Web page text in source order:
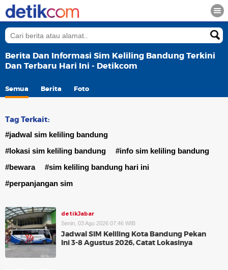
Berita Dan Informasi Sim Keliling Bandung Terkini
Dan Terbaru Hari Ini - Detikcom
Semua Berita Foto
Tag Terkait:
#jadwal sim keliling bandung
#lokasi sim keliling bandung
#info sim keliling bandung
#bewara
#sim keliling bandung hari ini
#perpanjangan sim
detikJabar
Senin, 03 Agu 2026 07:46 WIB
Jadwal SIM Keliling Kota Bandung Pekan
Ini 3-8 Agustus 2026, Catat Lokasinya